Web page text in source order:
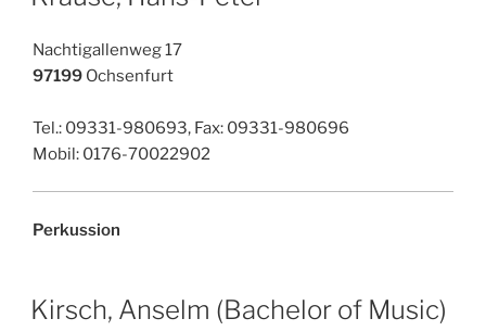
Nachtigallenweg 17
97199 Ochsenfurt
Tel.: 09331-980693, Fax: 09331-980696
Mobil: 0176-70022902
Perkussion
Kirsch, Anselm (Bachelor of Music)